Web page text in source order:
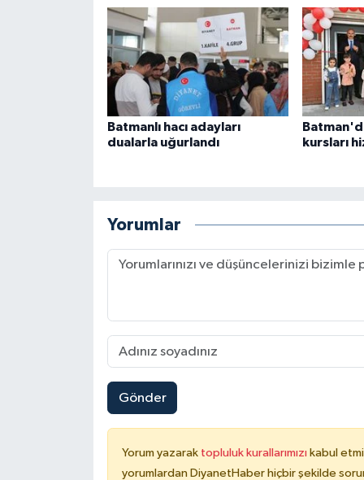
Batmanlı hacı adayları
dualarla uğurlandı
kursları
Yorumlar
Gönder
Yorum yazarak topluluk kurallarımızı kabul
yorumlardan DiyanetHaber hiçbir şekilde
Gümüşhane Müftülüğü
Hakkari Müftülüğü
Hatay Müftülüğü
Iğdır Müftülüğü
İstanbul Müftülüğü
İzmir Müftülüğü
Karabük Müftülüğü
Karaman Müftülüğü
Kars Müftülüğü
Kastamonu Müftülüğü